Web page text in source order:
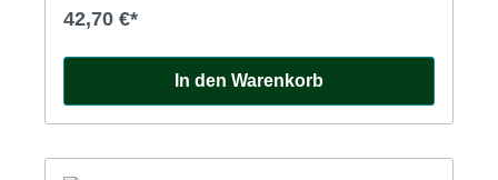
anti roll bar. Genuine new Jaguar part no. C3054.
42,70 €*
In den Warenkorb